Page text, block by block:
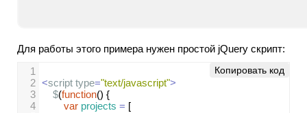
Для работы этого примера нужен простой jQuery скрипт:
1
2 <script type="text/javascript">
3
$(function() {
4
var projects = [
Копировать код